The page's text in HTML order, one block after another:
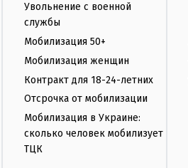
Увольнение с военной
службы
Мобилизация 50+
Мобилизация женщин
Контракт для 18-24-летних
Отсрочка от мобилизации
Мобилизация в Украине:
сколько человек мобилизует
ТЦК